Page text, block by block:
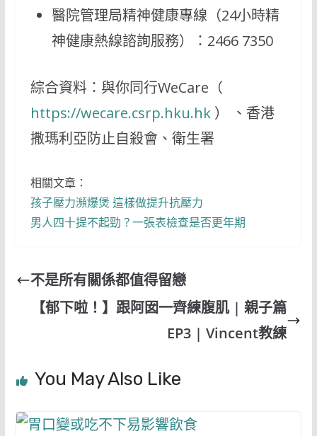
醫院管理局精神健康專線（24小時精
神健康熱線諮詢服務）：2466 7350
綜合資料：與你同行WeCare（
https://wecare.csrp.hku.hk） 、香港
撒瑪利亞防止自殺會、衛生署
相關文章：
孩子壓力瀕爆煲 這樣做提升抗壓力
男人四十提不起勁？一張表檢查是否更年期
不是所有關係都值得留戀
【郁下啦！】跟阿囡一齊練腹肌 | 親子篇
EP3 | Vincent教練
You May Also Like